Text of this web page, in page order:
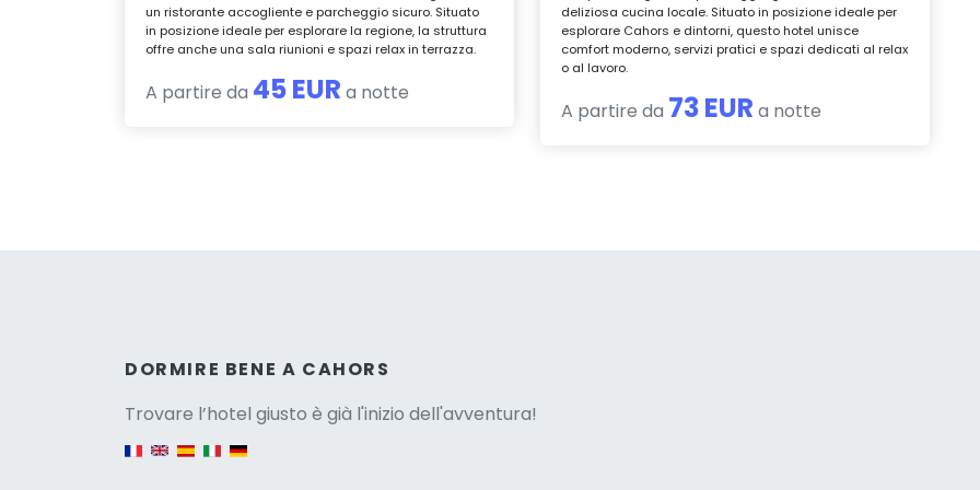
un ristorante accogliente e parcheggio sicuro. Situato
in posizione ideale per esplorare la regione, la struttura
offre anche una sala riunioni e spazi relax in terrazza.
A partire da 45 EUR a notte
deliziosa cucina locale. Situato in posizione ideale per
esplorare Cahors e dintorni, questo hotel unisce
comfort moderno, servizi pratici e spazi dedicati al relax
o al lavoro.
A partire da 73 EUR a notte
DORMIRE BENE A CAHORS
Trovare l’hotel giusto è già l'inizio dell'avventura!
Versione